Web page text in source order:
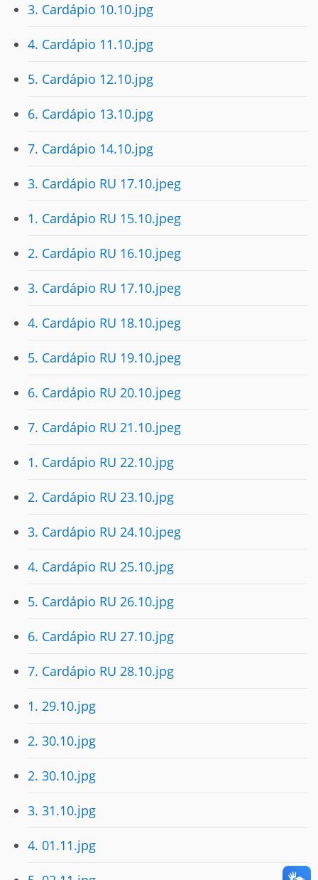
3. Cardápio 10.10.jpg
4. Cardápio 11.10.jpg
5. Cardápio 12.10.jpg
6. Cardápio 13.10.jpg
7. Cardápio 14.10.jpg
3. Cardápio RU 17.10.jpeg
1. Cardápio RU 15.10.jpeg
2. Cardápio RU 16.10.jpeg
3. Cardápio RU 17.10.jpeg
4. Cardápio RU 18.10.jpeg
5. Cardápio RU 19.10.jpeg
6. Cardápio RU 20.10.jpeg
7. Cardápio RU 21.10.jpeg
1. Cardápio RU 22.10.jpg
2. Cardápio RU 23.10.jpg
3. Cardápio RU 24.10.jpeg
4. Cardápio RU 25.10.jpg
5. Cardápio RU 26.10.jpg
6. Cardápio RU 27.10.jpg
7. Cardápio RU 28.10.jpg
1. 29.10.jpg
2. 30.10.jpg
2. 30.10.jpg
3. 31.10.jpg
4. 01.11.jpg